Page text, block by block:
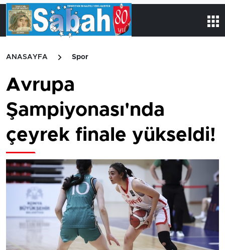
ANASAYFA Spor
Avrupa
Şampiyonası'nda
çeyrek finale yükseldi!